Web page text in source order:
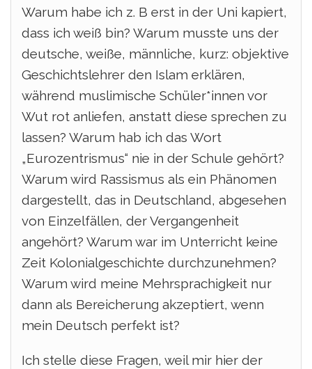
Warum habe ich z. B erst in der Uni kapiert,
dass ich weiß bin? Warum musste uns der
deutsche, weiße, männliche, kurz: objektive
Geschichtslehrer den Islam erklären,
während muslimische Schüler*innen vor
Wut rot anliefen, anstatt diese sprechen zu
lassen? Warum hab ich das Wort
„Eurozentrismus“ nie in der Schule gehört?
Warum wird Rassismus als ein Phänomen
dargestellt, das in Deutschland, abgesehen
von Einzelfällen, der Vergangenheit
angehört? Warum war im Unterricht keine
Zeit Kolonialgeschichte durchzunehmen?
Warum wird meine Mehrsprachigkeit nur
dann als Bereicherung akzeptiert, wenn
mein Deutsch perfekt ist?
Ich stelle diese Fragen, weil mir hier der